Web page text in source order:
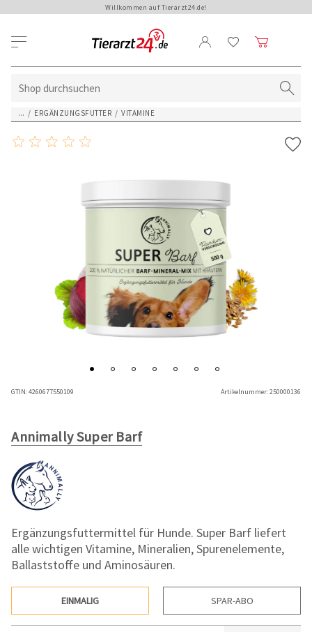
Willkommen auf Tierarzt24.de!
... / ERGÄNZUNGSFUTTER / VITAMINE
GTIN:4260677550109 Artikelnummer:250000136
Annimally Super Barf
Ergänzungsfuttermittel für Hunde. Super Barf liefert
alle wichtigen Vitamine, Mineralien, Spurenelemente,
Ballaststoffe und Aminosäuren.
EINMALIG SPAR-ABO